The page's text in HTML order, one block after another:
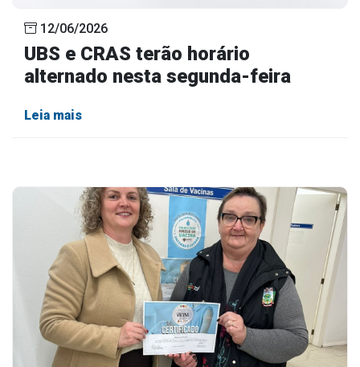
12/06/2026
UBS e CRAS terão horário
alternado nesta segunda-feira
Leia mais